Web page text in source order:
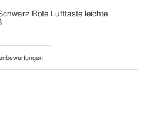
Rote Lufttaste leichte